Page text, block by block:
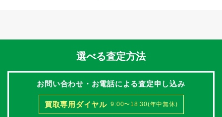
選べる査定方法
お問い合わせ・お電話による査定申し込み
買取専用ダイヤル 9:00〜18:30(年中無休)